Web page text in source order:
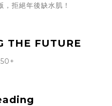
拒絕年後缺水肌！
THE FUTURE